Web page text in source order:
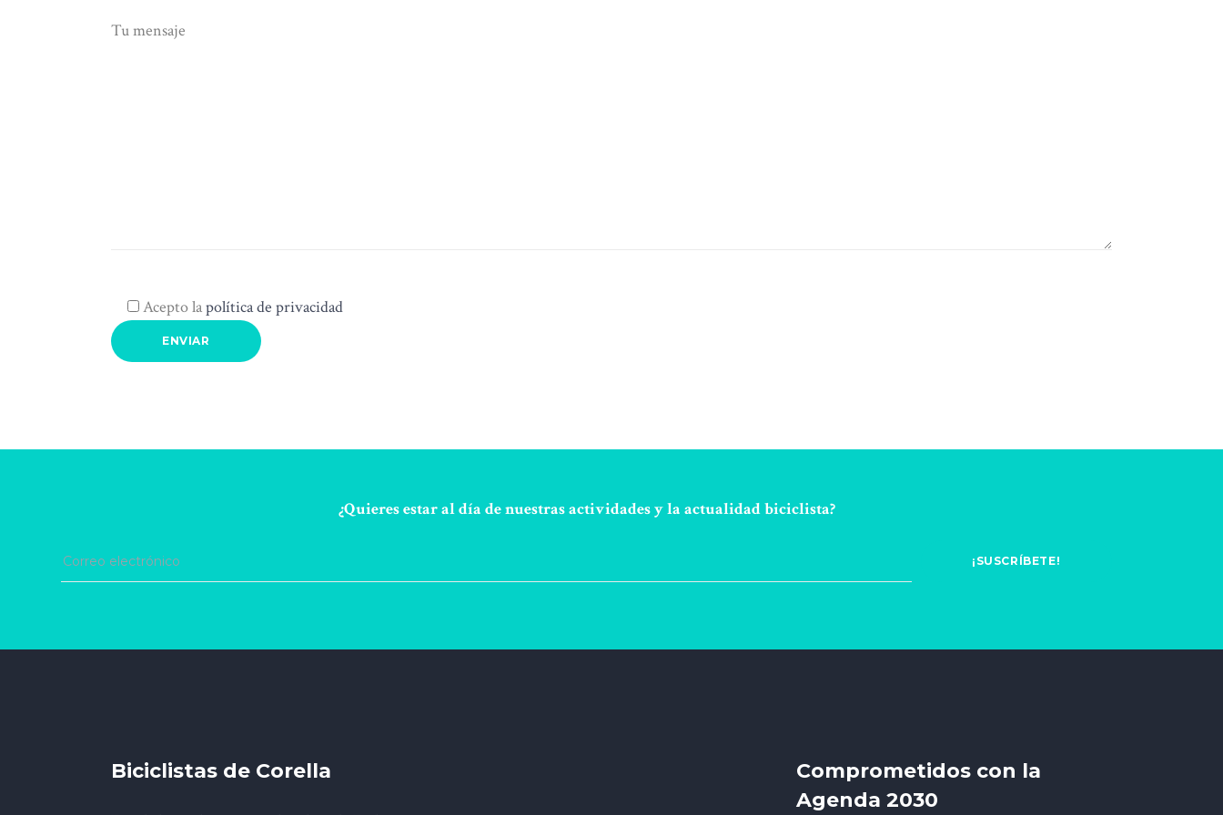
Tu mensaje
Acepto lapolítica de privacidad
¿Quieres estar al día de nuestras actividades y la actualidad biciclista?
Biciclistas de Corella
Comprometidos con la
Agenda 2030